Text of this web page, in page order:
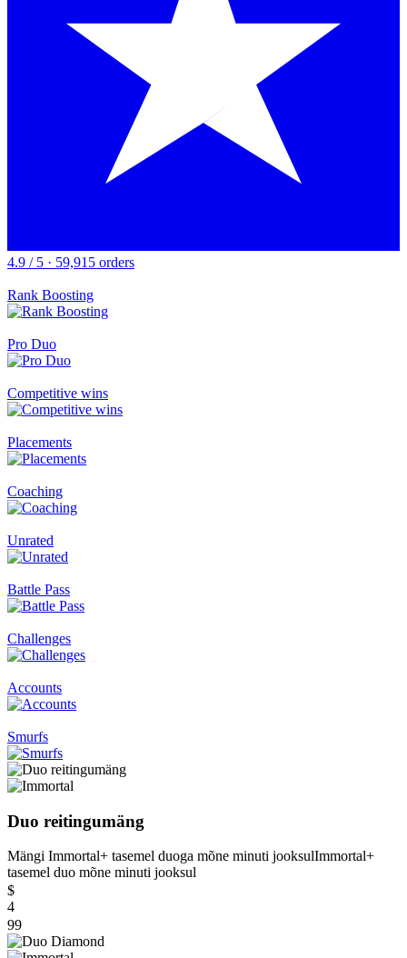
4.9 / 5 · 59,915 orders
Rank Boosting
Pro Duo
Competitive wins
Placements
Coaching
Unrated
Battle Pass
Challenges
Accounts
Smurfs
Duo reitingumäng
Mängi Immortal+ tasemel duoga mõne minuti jooksulImmortal+
tasemel duo mõne minuti jooksul
$
4
99